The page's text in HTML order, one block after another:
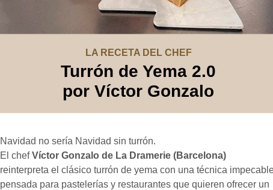
LA RECETA DEL CHEF
Turrón de Yema 2.0
​por Víctor Gonzalo
Navidad no sería Navidad sin turrón.
El chefVíctor Gonzalo de La Dramerie (Barcelona)
reinterpreta el clásico turrón de yema con una técnica
pensada para pastelerías y restaurantes que quieren ofrecer un